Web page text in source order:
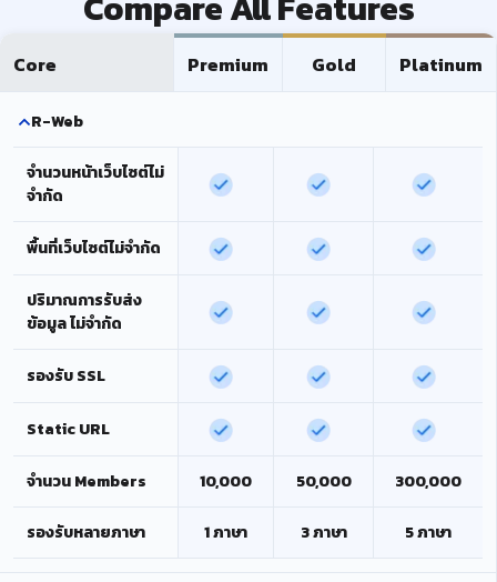
Core Premium Gold Platinum
R-Web
จำนวนหน้าเว็บไซต์ไม่
จำกัด
พื้นที่เว็บไซต์ไม่จำกัด
ปริมาณการรับส่ง
ข้อมูล ไม่จำกัด
รองรับ SSL
Static URL
จำนวน Members 10,000 50,000 300,000
รองรับหลายภาษา 1 ภาษา 3 ภาษา 5 ภาษา